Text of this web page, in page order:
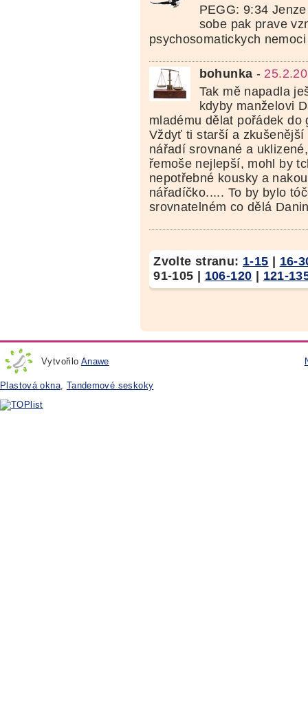
PEGG: 9:34
sobe pak prave
psychosomatickych
bohunka -
Tak mě napadla
kdyby manželovi
mladému dělat pořádek
Vždyť ti starší a
nářadí srovnané a
řemoše nejlepší, mohl by
nepotřebné kousky a
nářadíčko..... To by bylo
srovnatelném co dělá
Zvolte stranu: 1-15
16-
91-105
106-120 121-
Vytvořilo Anawe
Plastová okna, Tandemové seskoky